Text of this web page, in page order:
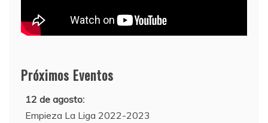
Próximos Eventos
12 de agosto:
Empieza La Liga 2022-2023